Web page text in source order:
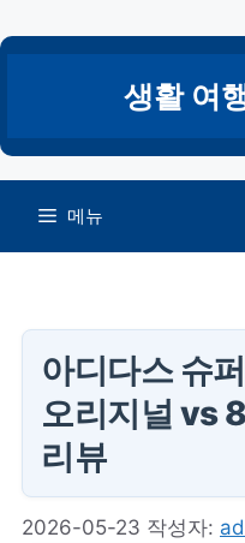
텐
건
너
생활 여
메뉴
아디다스 슈
오리지널 vs
리뷰
2026-05-23 작성자: